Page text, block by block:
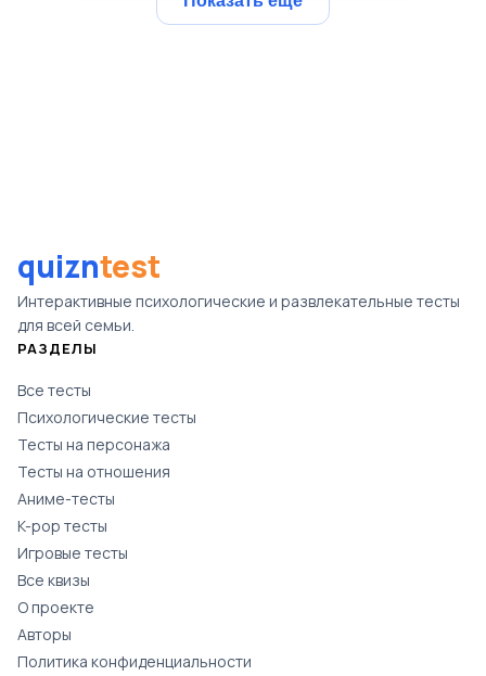
quizntest
Интерактивные психологические и развлекательные тесты
для всей семьи.
РАЗДЕЛЫ
Все тесты
Психологические тесты
Тесты на персонажа
Тесты на отношения
Аниме-тесты
K-pop тесты
Игровые тесты
Все квизы
О проекте
Авторы
Политика конфиденциальности